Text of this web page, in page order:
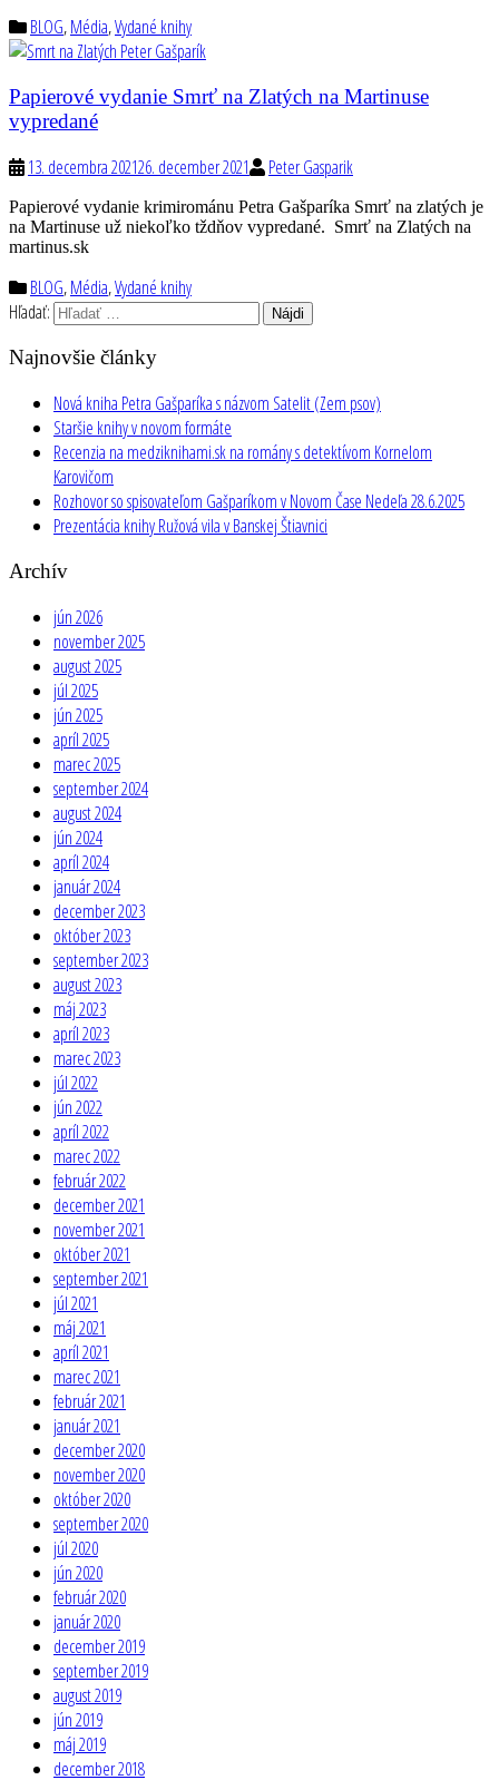
BLOG,Média,Vydané knihy
Papierové vydanie Smrť na Zlatých na Martinuse
vypredané
13. decembra 202126. december 2021 Peter Gasparik
Papierové vydanie krimirománu Petra Gašparíka Smrť na zlatých je
na Martinuse už niekoľko tždňov vypredané. Smrť na Zlatých na
martinus.sk
BLOG,Média,Vydané knihy
Hľadať:
Najnovšie články
Nová kniha Petra Gašparíka s názvom Satelit (Zem psov)
Staršie knihy v novom formáte
Recenzia na medziknihami.sk na romány s detektívom Kornelom
Karovičom
Rozhovor so spisovateľom Gašparíkom v Novom Čase Nedeľa 28.6.2025
Prezentácia knihy Ružová vila v Banskej Štiavnici
Archív
jún 2026
november 2025
august 2025
júl 2025
jún 2025
apríl 2025
marec 2025
september 2024
august 2024
jún 2024
apríl 2024
január 2024
december 2023
október 2023
september 2023
august 2023
máj 2023
apríl 2023
marec 2023
júl 2022
jún 2022
apríl 2022
marec 2022
február 2022
december 2021
november 2021
október 2021
september 2021
júl 2021
máj 2021
apríl 2021
marec 2021
február 2021
január 2021
december 2020
november 2020
október 2020
september 2020
júl 2020
jún 2020
február 2020
január 2020
december 2019
september 2019
august 2019
jún 2019
máj 2019
december 2018